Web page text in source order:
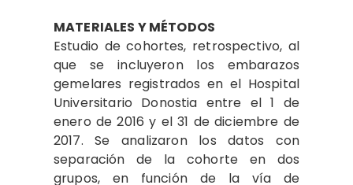
MATERIALES Y MÉTODOS
Estudio de cohortes, retrospectivo, al
que se incluyeron los embarazos
gemelares registrados en el Hospital
Universitario Donostia entre el 1 de
enero de 2016 y el 31 de diciembre de
2017. Se analizaron los datos con
separación de la cohorte en dos
grupos, en función de la vía de